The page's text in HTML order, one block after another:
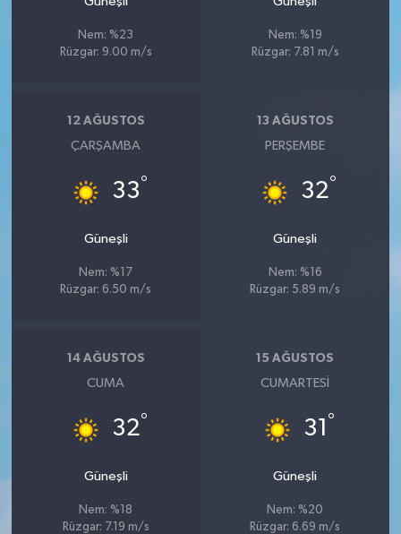
Nem: %23
Rüzgar: 9.00 m/s
Nem: %19
Rüzgar: 7.81 m/s
12 AĞUSTOS
ÇARŞAMBA
33°
Güneşli
Nem: %17
Rüzgar: 6.50 m/s
13 AĞUSTOS
PERŞEMBE
32°
Güneşli
Nem: %16
Rüzgar: 5.89 m/s
14 AĞUSTOS
CUMA
32°
Güneşli
Nem: %18
Rüzgar: 7.19 m/s
15 AĞUSTOS
CUMARTESI
31 °
Güneşli
Nem: %20
Rüzgar: 6.69 m/s